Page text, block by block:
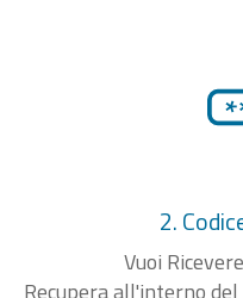
2.
Vuoi
Recupera all'interno